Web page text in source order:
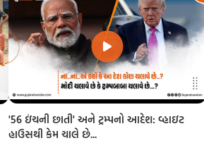
'56 ઇંચની છાતી' અને ટ્રમ્પનો આદેશ: વ્હાઇટ
હાઉસથી કેમ ચાલે છે...